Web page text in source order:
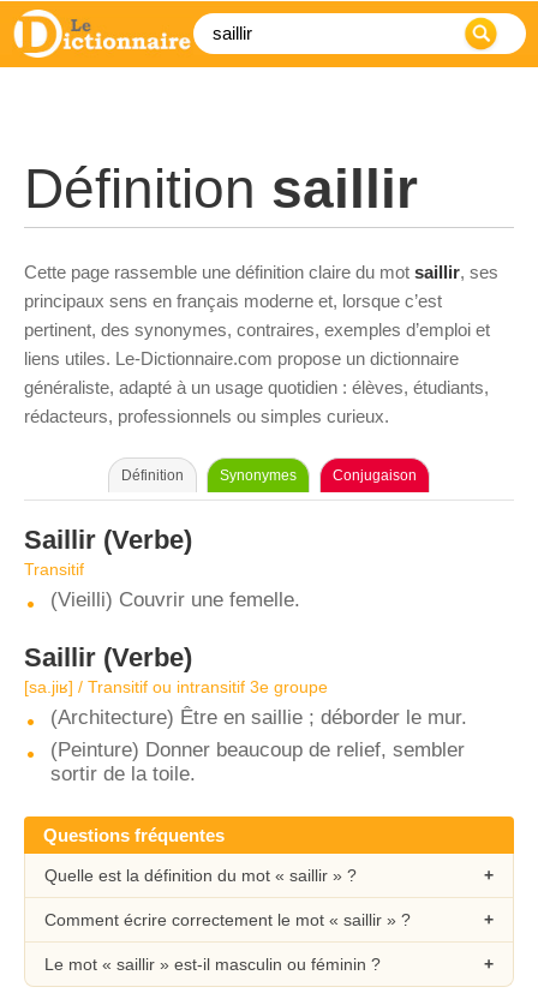
Définition saillir
Cette page rassemble une définition claire du mot saillir, ses
principaux sens en français moderne et, lorsque c’est
pertinent, des synonymes, contraires, exemples d’emploi et
liens utiles. Le-Dictionnaire.com propose un dictionnaire
généraliste, adapté à un usage quotidien : élèves, étudiants,
rédacteurs, professionnels ou simples curieux.
Définition Synonymes Conjugaison
Saillir (Verbe)
Transitif
(Vieilli) Couvrir une femelle.
Saillir (Verbe)
[sa.jiʁ] / Transitif ou intransitif 3e groupe
(Architecture) Être en saillie ; déborder le mur.
(Peinture) Donner beaucoup de relief, sembler
sortir de la toile.
Questions fréquentes
Quelle est la définition du mot « saillir » ?
Comment écrire correctement le mot « saillir » ?
Le mot « saillir » est-il masculin ou féminin ?